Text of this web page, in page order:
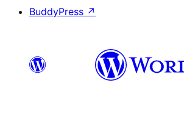
BuddyPress ↗